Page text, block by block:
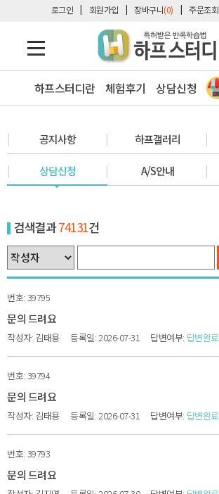
로그인 회원가입 장바구니(0) 주문조회
하프스터디란 체험후기 상담신청
공지사항 하프갤러리
상담신청 A/S안내
검색결과74131건
39795
문의 드려요
김태용 2026-07-31 답변완료
39794
문의 드려요
김태용 2026-07-31 답변완료
39793
문의 드려요